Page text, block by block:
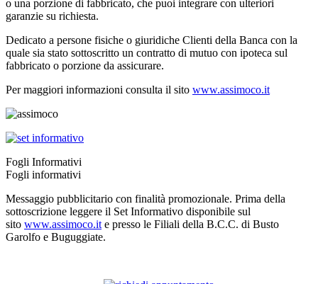
o una porzione di fabbricato, che puoi integrare con ulteriori
garanzie su richiesta.
Dedicato a persone fisiche o giuridiche Clienti della Banca con la
quale sia stato sottoscritto un contratto di mutuo con ipoteca sul
fabbricato o porzione da assicurare.
Per maggiori informazioni consulta il sito www.assimoco.it
Fogli Informativi
Fogli informativi
Messaggio pubblicitario con finalità promozionale. Prima della
sottoscrizione leggere il Set Informativo disponibile sul
sito www.assimoco.it e presso le Filiali della B.C.C. di Busto
Garolfo e Buguggiate.